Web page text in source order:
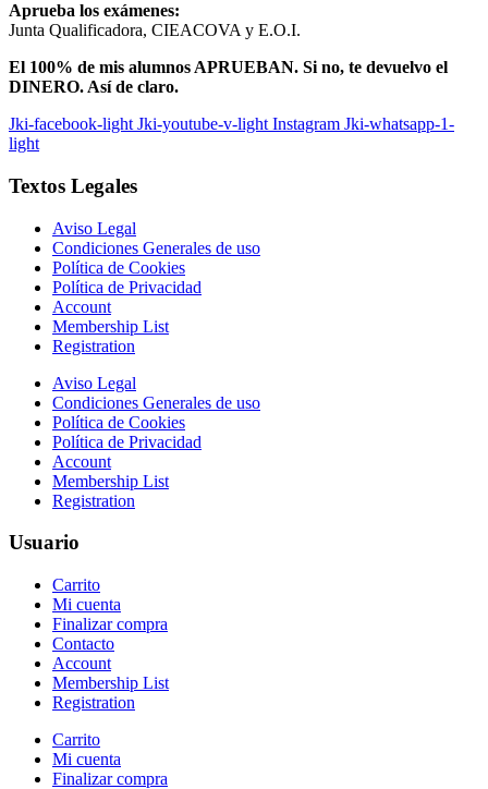
Aprueba los exámenes:
Junta Qualificadora, CIEACOVA y E.O.I.
El 100% de mis alumnos APRUEBAN. Si no, te devuelvo el
DINERO. Así de claro.
Jki-facebook-light Jki-youtube-v-light Instagram Jki-whatsapp-1-
light
Textos Legales​
Aviso Legal
Condiciones Generales de uso
Política de Cookies
Política de Privacidad
Account
Membership List
Registration
Aviso Legal
Condiciones Generales de uso
Política de Cookies
Política de Privacidad
Account
Membership List
Registration
Usuario​
Carrito
Mi cuenta
Finalizar compra
Contacto
Account
Membership List
Registration
Carrito
Mi cuenta
Finalizar compra